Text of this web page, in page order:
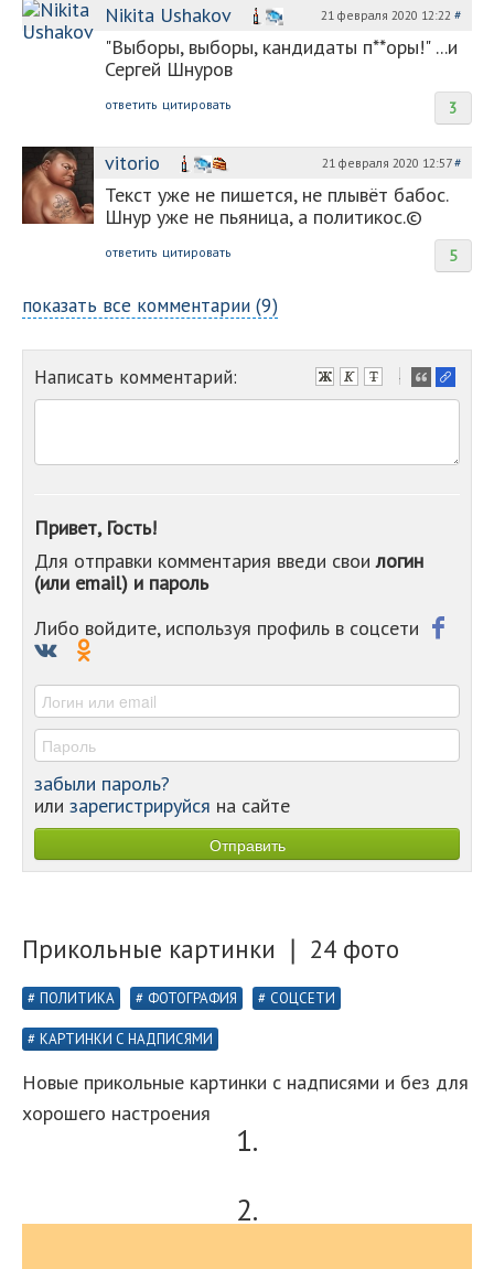
Nikita Ushakov 21 февраля 2020 12:22 #
"Выборы, выборы, кандидаты п**оры!" ...и
Сергей Шнуров
3
ответить цитировать
vitorio 21 февраля 2020 12:57#
Текст уже не пишется, не плывёт бабос.
Шнур уже не пьяница, а политикос.©
5
ответить цитировать
показать все комментарии (9)
Написать комментарий:
-
-
-
-
-
Привет, Гость!
Для отправки комментария введи своилогин
(или email) и пароль
Либо войдите, используя профиль в соцсети
забыли пароль?
или зарегистрируйся на сайте
Прикольные картинки ❘ 24 фото
ПОЛИТИКА ФОТОГРАФИЯ СОЦСЕТИ
КАРТИНКИ С НАДПИСЯМИ
Новые прикольные картинки с надписями и без для
хорошего настроения
1.
2.